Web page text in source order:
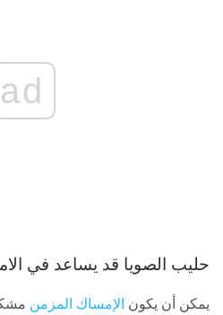
ad
حليب الصويا قد يساعد في
يمكن أن يكون الإمساك المزمن